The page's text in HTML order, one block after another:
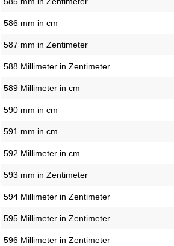
586 mm in cm
587 mm in Zentimeter
588 Millimeter in Zentimeter
589 Millimeter in cm
590 mm in cm
591 mm in cm
592 Millimeter in cm
593 mm in Zentimeter
594 Millimeter in Zentimeter
595 Millimeter in Zentimeter
596 Millimeter in Zentimeter